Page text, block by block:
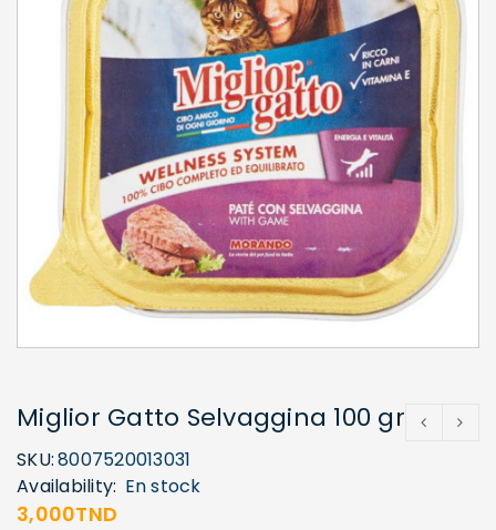
Miglior Gatto Selvaggina 100 gr
SKU:8007520013031
Availability: En stock
3,000TND